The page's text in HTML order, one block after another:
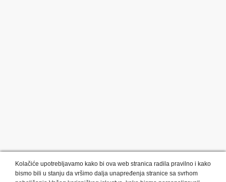
Kolačiće upotrebljavamo kako bi ova web stranica radila pravilno i kako
bismo bili u stanju da vršimo dalja unapređenja stranice sa svrhom